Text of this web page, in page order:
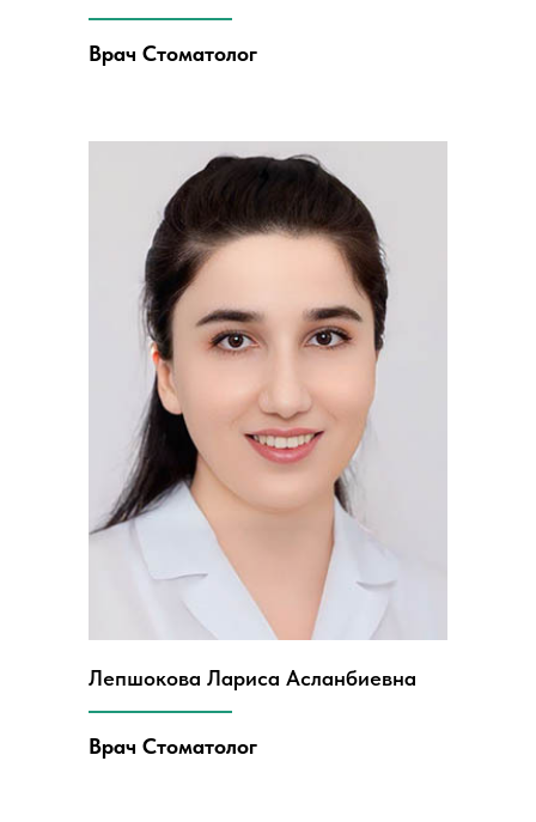
Врач Стоматолог
Лепшокова Лариса Асланбиевна
Врач Стоматолог